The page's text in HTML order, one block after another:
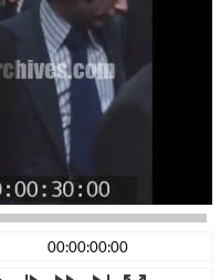
00:00:00:00